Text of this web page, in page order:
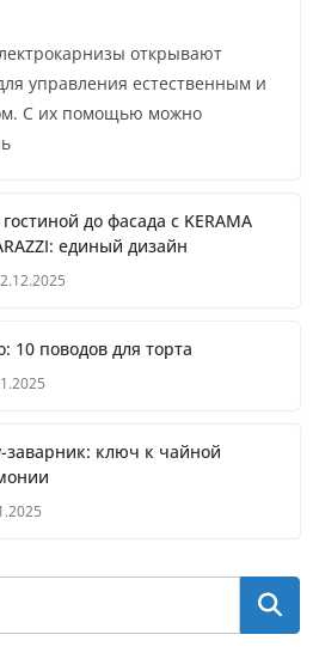
открывают
управления естественным и
С их помощью можно
до фасада с KERAMA
единый дизайн
10 поводов для торта
заварник: ключ к чайной